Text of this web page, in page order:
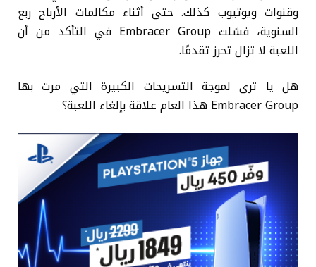
وقنوات ويوتيوب كذلك. حتى أثناء مكالمات الأرباح ربع
السنوية، فشلت Embracer Group في التأكد من أن
اللعبة لا تزال تحرز تقدمًا.
هل يا ترى لموجة التسريحات الكبيرة التي مرت بها
Embracer Group هذا العام علاقة بإلغاء اللعبة؟